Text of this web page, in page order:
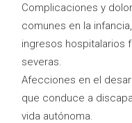
Complicaciones y
comunes en la
ingresos hospitalarios
severas.
Afecciones en el
que conduce a
vida autónoma.